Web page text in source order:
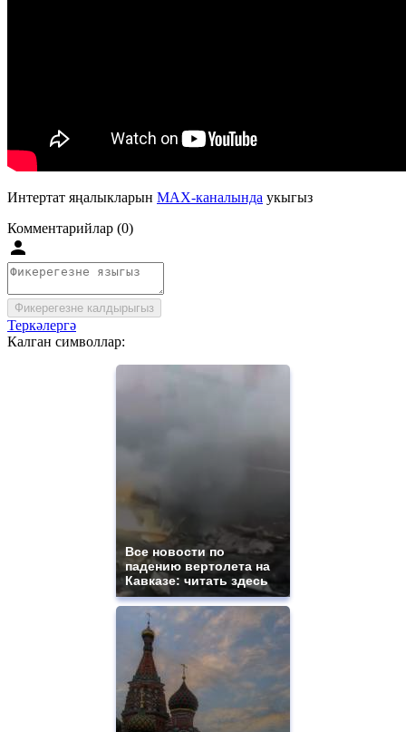
Интертат яңалыкларын MAX-каналында укыгыз
Комментарийлар (0)
Фикерегезне калдырыгыз
Теркәлергә
Калган символлар:
Все новости по
падению вертолета на
Кавказе: читать здесь